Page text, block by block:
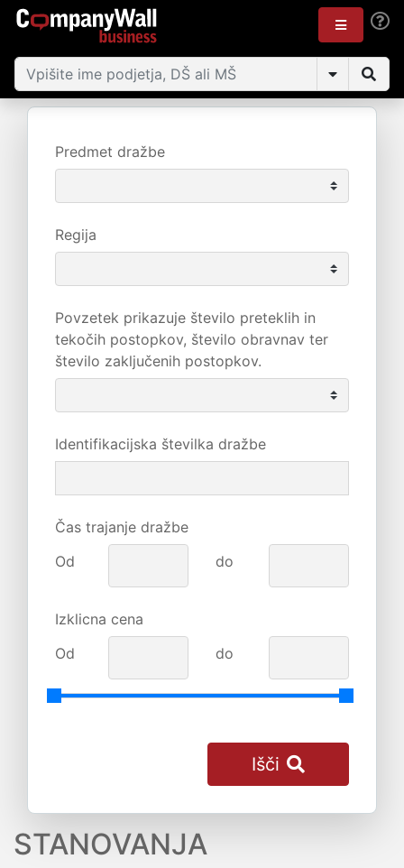
Predmet dražbe
Regija
Povzetek prikazuje število preteklih in
tekočih postopkov, število obravnav ter
število zaključenih postopkov.
Identifikacijska številka dražbe
Čas trajanje dražbe
Od
do
Izklicna cena
Od
do
Išči
STANOVANJA